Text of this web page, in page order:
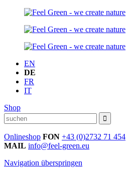
EN
DE
FR
IT
Shop
Onlineshop FON +43 (0)2732 71 454
MAIL info@feel-green.eu
Navigation überspringen